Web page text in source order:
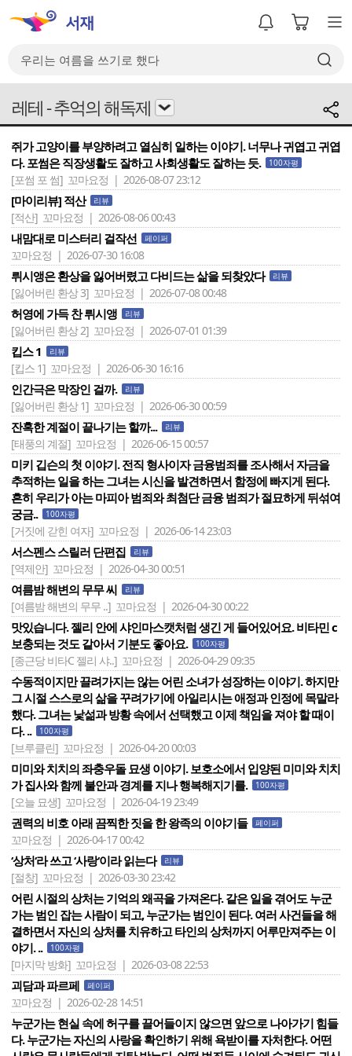
레테 - 추억의 해독제
쥐가 고양이를 부양하려고 열심히 일하는 이야기. 너무나 귀엽고 귀엽
다. 포썸은 직장생활도 잘하고 사회생활도 잘하는 듯.
100자평
[포썸 포 썸] 꼬마요정 | 2026-08-07 23:12
[마이리뷰] 적산 리뷰
[적산] 꼬마요정 | 2026-08-06 00:43
내맘대로 미스터리 걸작선 페이퍼
꼬마요정 | 2026-07-30 16:08
뤼시앵은 환상을 잃어버렸고 다비드는 삶을 되찾았다 리뷰
[잃어버린 환상 3] 꼬마요정 | 2026-07-08 00:48
허영에 가득 찬 뤼시앵 리뷰
[잃어버린 환상 2] 꼬마요정 | 2026-07-01 01:39
킵스 1 리뷰
[킵스 1] 꼬마요정 | 2026-06-30 16:16
인간극은 막장인 걸까. 리뷰
[잃어버린 환상 1] 꼬마요정 | 2026-06-30 00:59
잔혹한 계절이 끝나기는 할까... 리뷰
[태풍의 계절] 꼬마요정 | 2026-06-15 00:57
미키 깁슨의 첫 이야기. 전직 형사이자 금융범죄를 조사해서 자금을
추적하는 일을 하는 그녀는 시신을 발견하면서 함정에 빠지게 된다.
흔히 우리가 아는 마피아 범죄와 최첨단 금융 범죄가 절묘하게 뒤섞여
궁금..
100자평
[거짓에 갇힌 여자] 꼬마요정 | 2026-06-14 23:03
서스펜스 스릴러 단편집 리뷰
[역제안] 꼬마요정 | 2026-04-30 00:51
여름밤 해변의 무무 씨 리뷰
[여름밤 해변의 무무 ..] 꼬마요정 | 2026-04-30 00:22
맛있습니다. 젤리 안에 샤인마스캣처럼 생긴 게 들어있어요. 비타민 c
보충되는 것도 같아서 기분도 좋아요.
100자평
[종근당 비타C 젤리 샤..] 꼬마요정 | 2026-04-29 09:35
수동적이지만 끌려가지는 않는 어린 소녀가 성장하는 이야기. 하지만
그 시절 스스로의 삶을 꾸려가기에 아일리시는 애정과 인정에 목말라
했다. 그녀는 낯섦과 방황 속에서 선택했고 이제 책임을 져야 할 때이
다. ..
100자평
[브루클린] 꼬마요정 | 2026-04-20 00:03
미미와 치치의 좌충우돌 묘생 이야기. 보호소에서 입양된 미미와 치치
가 집사와 함께 불안과 경계를 지나 행복해지기를.
100자평
[오늘 묘생] 꼬마요정 | 2026-04-19 23:49
권력의 비호 아래 끔찍한 짓을 한 왕족의 이야기들 페이퍼
꼬마요정 | 2026-04-17 00:42
‘상처‘라 쓰고 ‘사랑‘이라 읽는다 리뷰
[절창] 꼬마요정 | 2026-03-30 23:42
어린 시절의 상처는 기억의 왜곡을 가져온다. 같은 일을 겪어도 누군
가는 범인 잡는 사람이 되고, 누군가는 범인이 된다. 여러 사건들을 해
결하면서 자신의 상처를 치유하고 타인의 상처까지 어루만져주는 이
야기. ..
100자평
[마지막 방화] 꼬마요정 | 2026-03-08 22:53
괴담과 파르페 페이퍼
꼬마요정 | 2026-02-28 14:51
누군가는 현실 속에 허구를 끌어들이지 않으면 앞으로 나아가기 힘들
다. 누군가는 자신의 사랑을 확인하기 위해 욕받이를 자처한다. 어떤